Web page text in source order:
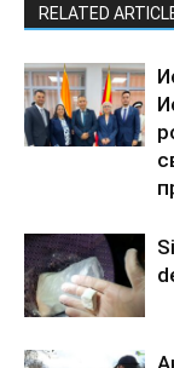
RELATED